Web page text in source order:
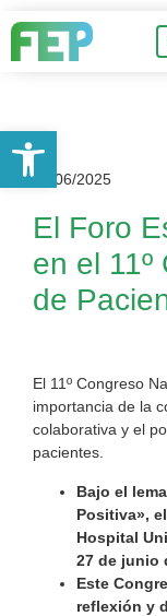
30/06/2025
El Foro
en el 11º
de
El 11º Congreso
importancia de la
colaborativa y el
pacientes.
Bajo el
Positiva»,
Hospital
27 de junio
Este
reflexión y
Abrir barra de